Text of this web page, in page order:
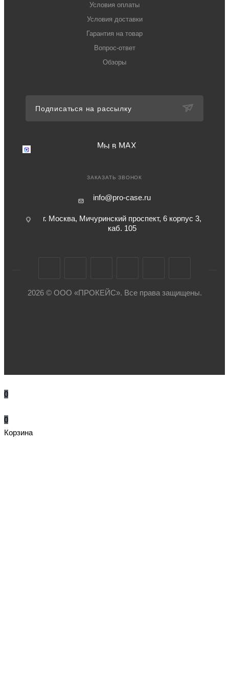
Условия оплаты
Условия доставки
Гарантия на товар
Вопрос-ответ
Обзоры
Подписаться на рассылку
Мы в MAX
Мы в MAX
Перейдите в мессенджер MAX
ЗАКАЗАТЬ ЗВОНОК
info@pro-case.ru
г. Москва, Мичуринский проспект, 6 корпус 3,
каб. 105
2026 © ООО «ПРОКЕЙС». Все права защищены.
0
0
Корзина